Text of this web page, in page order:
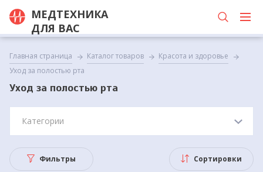
МЕДТЕХНИКА
ДЛЯ ВАС
Главная страница Каталог товаров
Красота и здоровье
Уход за полостью рта
Уход за полостью рта
Категории
Фильтры Сортировки